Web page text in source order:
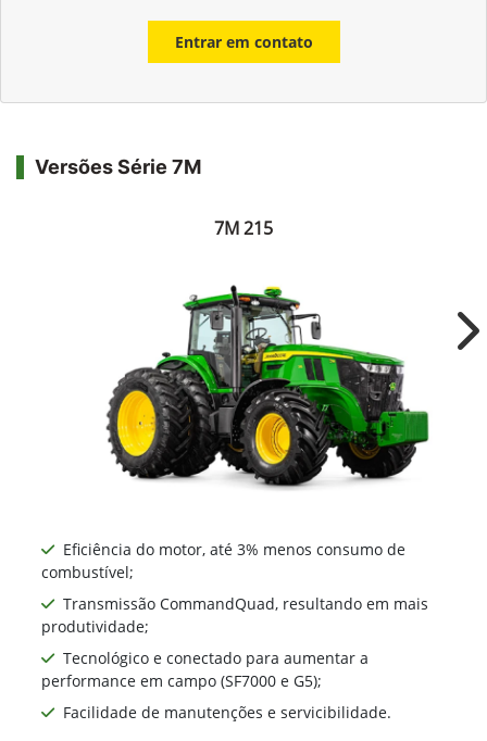
Entrar em contato
Versões Série 7M
7M 215
Eficiência do motor, até 3% menos consumo de
combustível;
Transmissão CommandQuad, resultando em mais
produtividade;
Tecnológico e conectado para aumentar a
performance em campo (SF7000 e G5);
Facilidade de manutenções e servicibilidade.